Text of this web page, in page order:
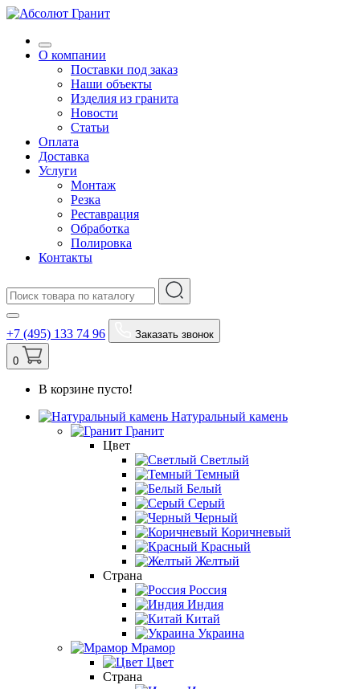
О компании
Поставки под заказ
Наши объекты
Изделия из гранита
Новости
Статьи
Оплата
Доставка
Услуги
Монтаж
Резка
Реставрация
Обработка
Полировка
Контакты
+7 (495) 133 74 96 Заказать звонок
0
В корзине пусто!
Натуральный камень
Гранит
Цвет
Светлый
Темный
Белый
Серый
Черный
Коричневый
Красный
Желтый
Страна
Россия
Индия
Китай
Украина
Мрамор
Цвет
Страна